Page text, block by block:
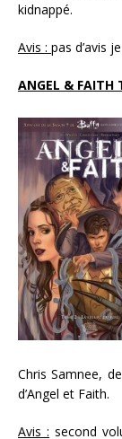
kidnappé.
Avis : pas d’avis
ANGEL & FAITH
Chris Samnee,
d’Angel et Faith.
Avis : second